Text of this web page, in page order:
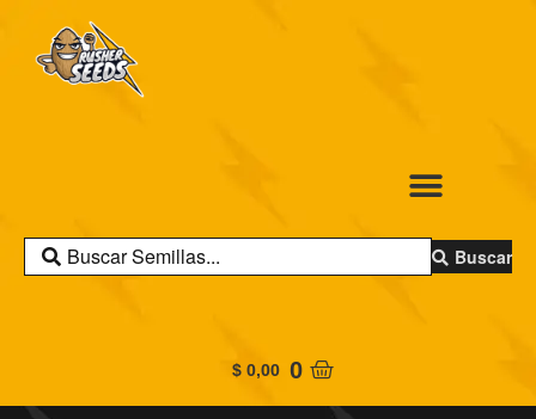
Buscar
$ 0,00 0